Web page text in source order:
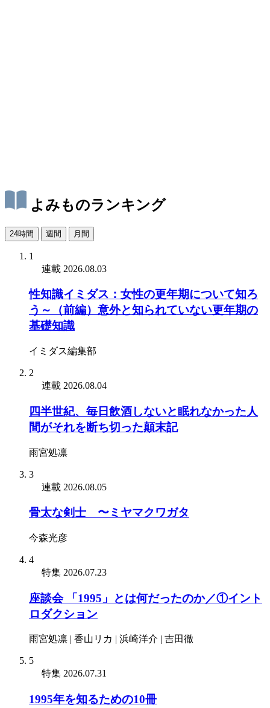
よみものランキング
24時間 週間 月間
1
連載 2026.08.03
性知識イミダス：女性の更年期について知ろ
う～（前編）意外と知られていない更年期の
基礎知識
イミダス編集部
2
連載 2026.08.04
四半世紀、毎日飲酒しないと眠れなかった人
間がそれを断ち切った顛末記
雨宮処凛
3
連載 2026.08.05
骨太な剣士 〜ミヤマクワガタ
今森光彦
4
特集 2026.07.23
座談会 「1995」とは何だったのか／①イント
ロダクション
雨宮処凛 | 香山リカ | 浜崎洋介 | 吉田徹
5
特集 2026.07.31
1995年を知るための10冊